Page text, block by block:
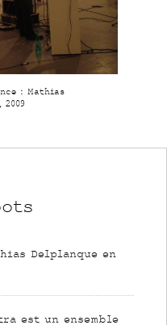
: Mathias
2009
Delplanque en
est un ensemble